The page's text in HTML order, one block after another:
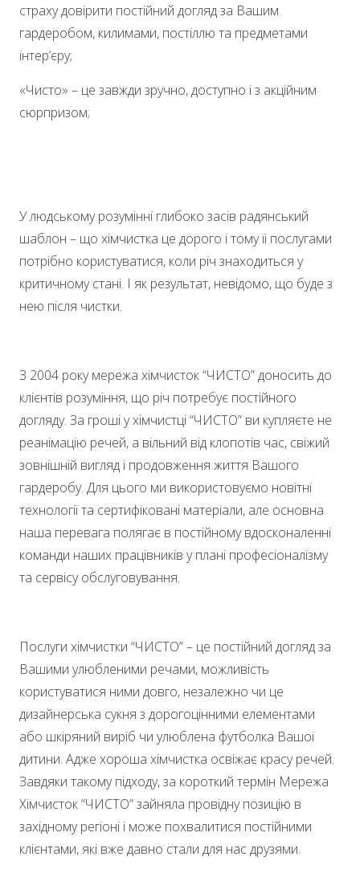
страху довірити постійний догляд за Вашим
гардеробом, килимами, постіллю та предметами
інтер’єру;
«Чисто» – це завжди зручно, доступно і з акційним
сюрпризом;
У людському розумінні глибоко засів радянський
шаблон – що хімчистка це дорого і тому її послугами
потрібно користуватися, коли річ знаходиться у
критичному стані. І як результат, невідомо, що буде з
нею після чистки.
З 2004 року мережа хімчисток “ЧИСТО” доносить до
клієнтів розуміння, що річ потребує постійного
догляду. За гроші у хімчистці “ЧИСТО” ви купляєте не
реанімацію речей, а вільний від клопотів час, свіжий
зовнішній вигляд і продовження життя Вашого
гардеробу. Для цього ми використовуємо новітні
технології та сертифіковані матеріали, але основна
наша перевага полягає в постійному вдосконаленні
команди наших працівників у плані професіоналізму
та сервісу обслуговування.
Послуги хімчистки “ЧИСТО” – це постійний догляд за
Вашими улюбленими речами, можливість
користуватися ними довго, незалежно чи це
дизайнерська сукня з дорогоцінними елементами
або шкіряний виріб чи улюблена футболка Вашої
дитини. Адже хороша хімчистка освіжає красу речей.
Завдяки такому підходу, за короткий термін Мережа
Хімчисток “ЧИСТО” зайняла провідну позицію в
західному регіоні і може похвалитися постійними
клієнтами, які вже давно стали для нас друзями.